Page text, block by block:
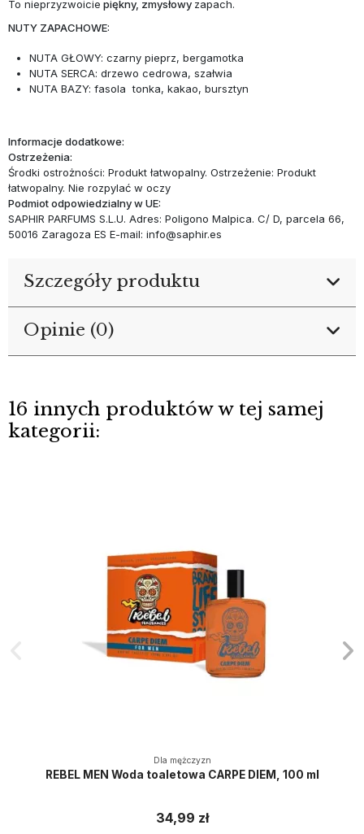
To nieprzyzwoicie piękny, zmysłowy zapach.
NUTY ZAPACHOWE:
NUTA GŁOWY: czarny pieprz, bergamotka
NUTA SERCA: drzewo cedrowa, szałwia
NUTA BAZY: fasola tonka, kakao, bursztyn
Informacje dodatkowe:
Ostrzeżenia:
Środki ostrożności: Produkt łatwopalny. Ostrzeżenie: Produkt
łatwopalny. Nie rozpylać w oczy
Podmiot odpowiedzialny w UE:
SAPHIR PARFUMS S.L.U. Adres: Poligono Malpica. C/ D, parcela 66,
50016 Zaragoza ES E-mail: info@saphir.es
Szczegóły produktu
Opinie (0)
16 innych produktów w tej samej
kategorii:
Dla mężczyzn
REBEL MEN Woda toaletowa CARPE DIEM, 100 ml
34,99 zł